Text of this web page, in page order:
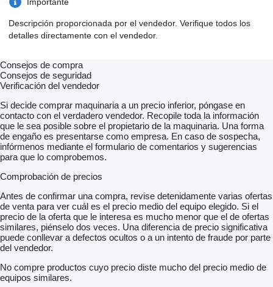
Importante
Descripción proporcionada por el vendedor. Verifique todos los
detalles directamente con el vendedor.
Consejos de compra
Consejos de seguridad
Verificación del vendedor
Si decide comprar maquinaria a un precio inferior, póngase en
contacto con el verdadero vendedor. Recopile toda la información
que le sea posible sobre el propietario de la maquinaria. Una forma
de engaño es presentarse como empresa. En caso de sospecha,
infórmenos mediante el formulario de comentarios y sugerencias
para que lo comprobemos.
Comprobación de precios
Antes de confirmar una compra, revise detenidamente varias ofertas
de venta para ver cuál es el precio medio del equipo elegido. Si el
precio de la oferta que le interesa es mucho menor que el de ofertas
similares, piénselo dos veces. Una diferencia de precio significativa
puede conllevar a defectos ocultos o a un intento de fraude por parte
del vendedor.
No compre productos cuyo precio diste mucho del precio medio de
equipos similares.